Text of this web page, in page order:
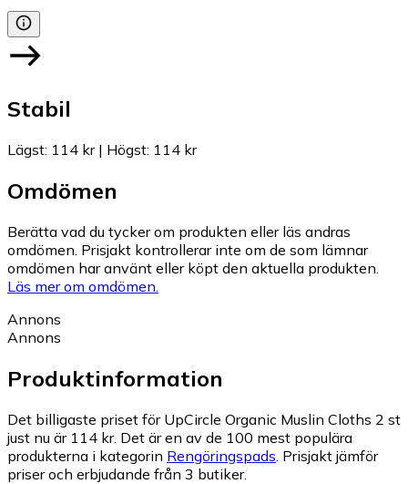
Stabil
Lägst: 114 kr| Högst: 114 kr
Omdömen
Berätta vad du tycker om produkten eller läs andras
omdömen. Prisjakt kontrollerar inte om de som lämnar
omdömen har använt eller köpt den aktuella produkten.
Läs mer om omdömen.
Annons
Annons
Produktinformation
Det billigaste priset för UpCircle Organic Muslin Cloths 2 st
just nu är 114 kr. Det är en av de 100 mest populära
produkterna i kategorin Rengöringspads. Prisjakt jämför
priser och erbjudande från 3 butiker.